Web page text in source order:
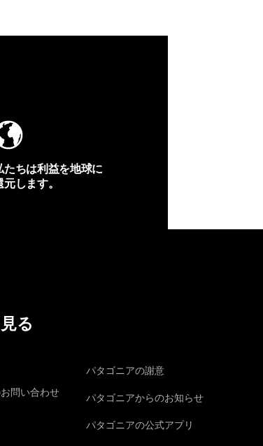
たちは利益を地球に
元します。
る
問い合わせ
パタゴニアの謝意
パタゴニアからのお知らせ
パタゴニアの公式アプリ